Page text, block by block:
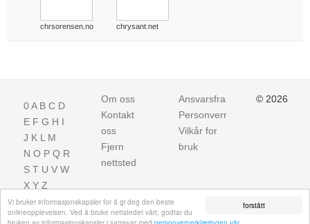
forstått
Vi bruker informasjonskapsler for å gi deg den beste
onlineopplevelsen. Ved å bruke nettstedet vårt, godtar du
chrsorensen.no chrysant.net
0A B C D
E F G H I
J K L M
N O P Q R
S T U V W
X Y Z
Om oss
Kontakt
oss
Fjern
nettsted
Ansvarsfraskrivelse
Personvern
Vilkår for
bruk
© 2026